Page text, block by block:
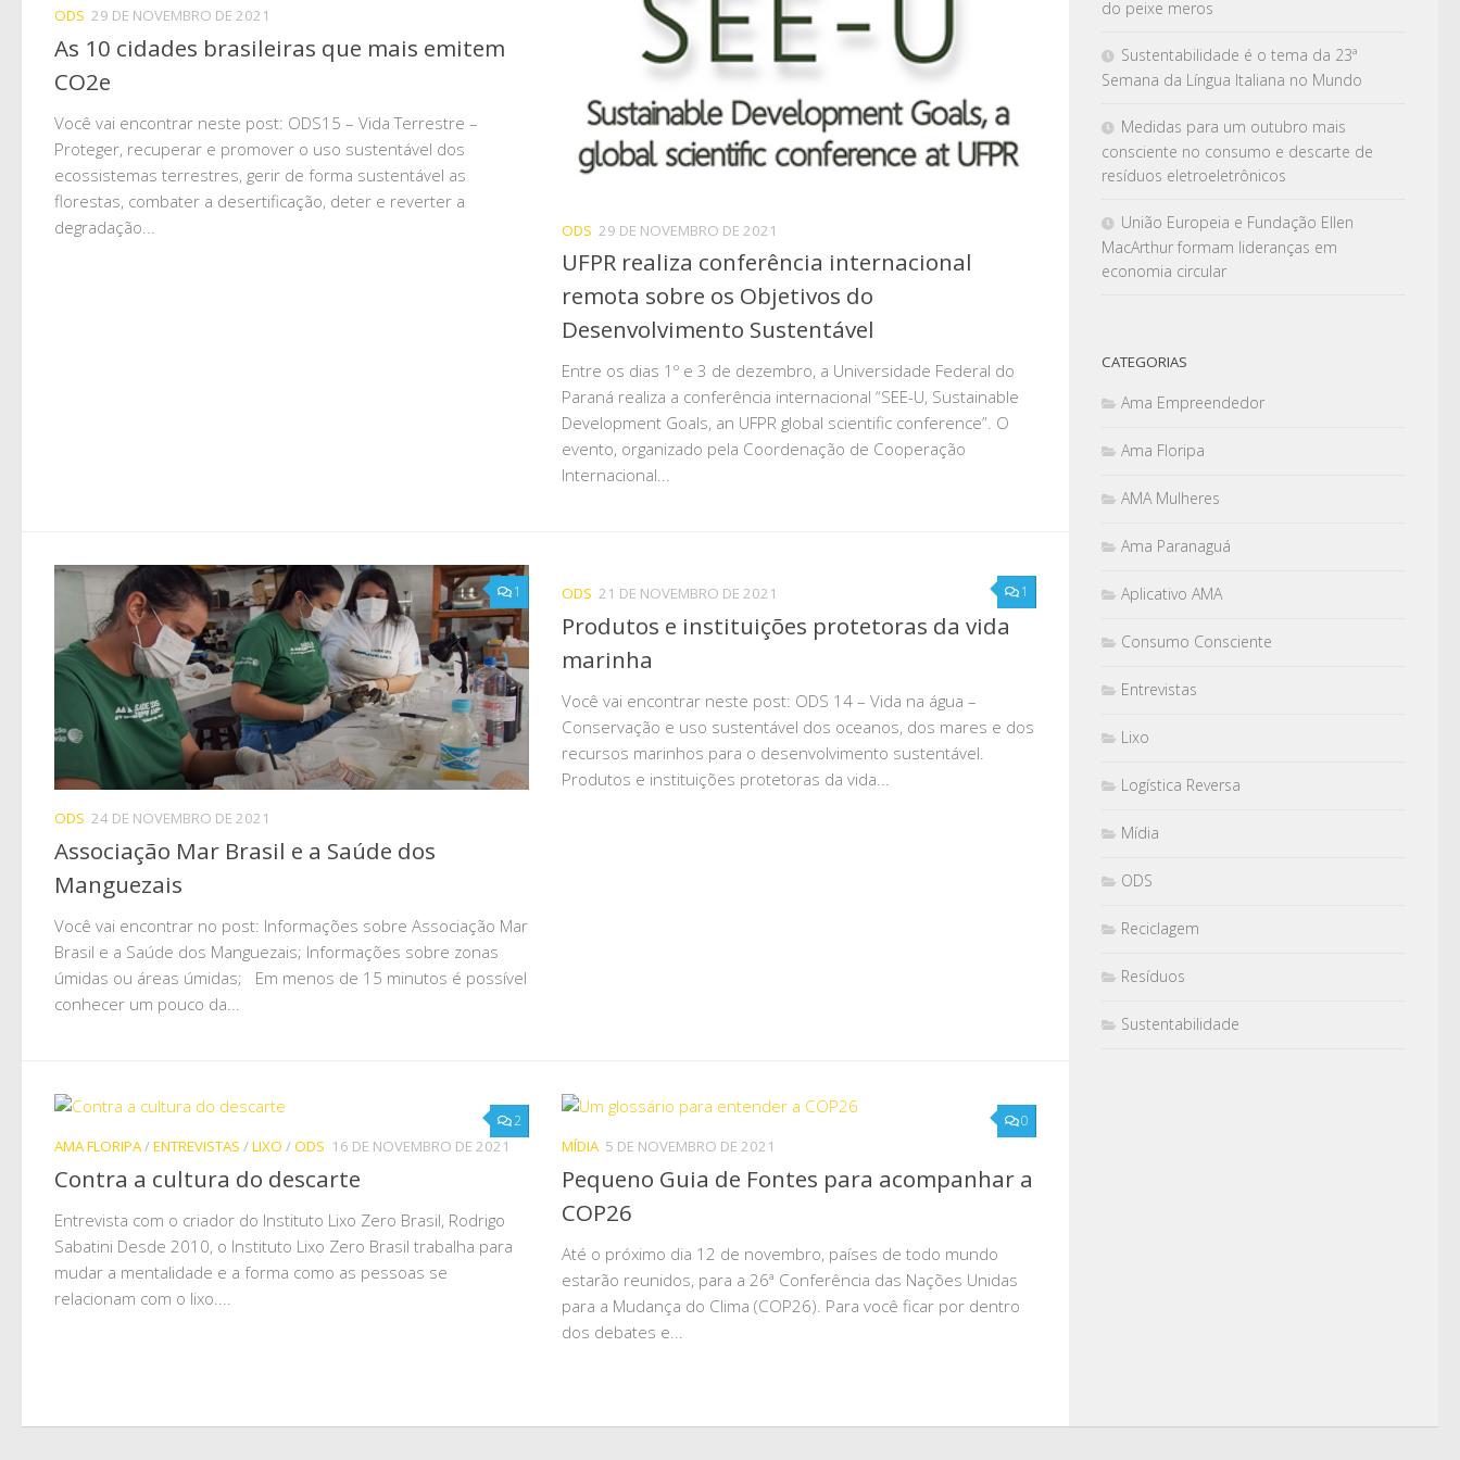
ODS 29 DE NOVEMBRO DE 2021
As 10 cidades brasileiras que mais emitem
CO2e
Você vai encontrar neste post: ODS15 – Vida Terrestre –
Proteger, recuperar e promover o uso sustentável dos
ecossistemas terrestres, gerir de forma sustentável as
florestas, combater a desertificação, deter e reverter a
degradação...
ODS 29 DE NOVEMBRO DE 2021
UFPR realiza conferência internacional
remota sobre os Objetivos do
Desenvolvimento Sustentável
Entre os dias 1º e 3 de dezembro, a Universidade Federal do
Paraná realiza a conferência internacional “SEE-U, Sustainable
Development Goals, an UFPR global scientific conference”. O
evento, organizado pela Coordenação de Cooperação
Internacional...
1
ODS 24 DE NOVEMBRO DE 2021
Associação Mar Brasil e a Saúde dos
Manguezais
Você vai encontrar no post: Informações sobre Associação Mar
Brasil e a Saúde dos Manguezais; Informações sobre zonas
úmidas ou áreas úmidas; Em menos de 15 minutos é possível
conhecer um pouco da...
1
ODS 21 DE NOVEMBRO DE 2021
Produtos e instituições protetoras da vida
marinha
Você vai encontrar neste post: ODS 14 – Vida na água –
Conservação e uso sustentável dos oceanos, dos mares e dos
recursos marinhos para o desenvolvimento sustentável.
Produtos e instituições protetoras da vida...
2
AMA FLORIPA/ENTREVISTAS /LIXO /ODS 16 DE NOVEMBRO DE 2021
Contra a cultura do descarte
Entrevista com o criador do Instituto Lixo Zero Brasil, Rodrigo
Sabatini Desde 2010, o Instituto Lixo Zero Brasil trabalha para
mudar a mentalidade e a forma como as pessoas se
relacionam com o lixo....
0
MÍDIA 5 DE NOVEMBRO DE 2021
Pequeno Guia de Fontes para acompanhar a
COP26
Até o próximo dia 12 de novembro, países de todo mundo
estarão reunidos, para a 26ª Conferência das Nações Unidas
para a Mudança do Clima (COP26). Para você ficar por dentro
dos debates e...
do peixe meros
Sustentabilidade é o tema da 23ª
Semana da Língua Italiana no Mundo
Medidas para um outubro mais
consciente no consumo e descarte de
resíduos eletroeletrônicos
União Europeia e Fundação Ellen
MacArthur formam lideranças em
economia circular
CATEGORIAS
Ama Empreendedor
Ama Floripa
AMA Mulheres
Ama Paranaguá
Aplicativo AMA
Consumo Consciente
Entrevistas
Lixo
Logística Reversa
Mídia
ODS
Reciclagem
Resíduos
Sustentabilidade